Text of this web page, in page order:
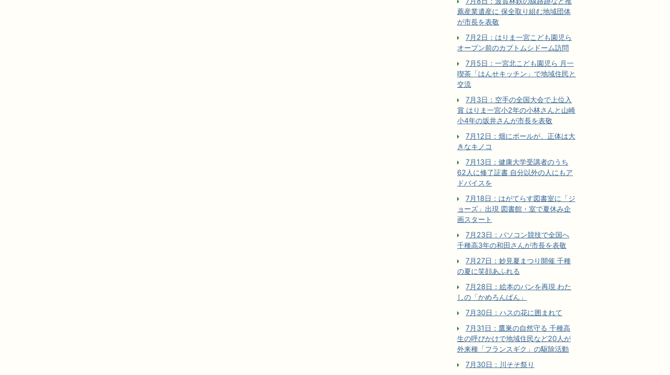
薦産業遺産に 保全取り組む地域団体
が市長を表敬
7月2日：はりま一宮こども園児ら
オープン前のカブトムシドーム訪問
7月5日：一宮北こども園児ら 月一
喫茶「はんせキッチン」で地域住民と
交流
7月3日：空手の全国大会で上位入
賞 はりま一宮小2年の小林さんと山崎
小4年の坂井さんが市長を表敬
7月12日：畑にボールが、正体は大
きなキノコ
7月13日：健康大学受講者のうち
62人に修了証書 自分以外の人にもア
ドバイスを
7月18日：はがてらす図書室に「ジ
ョーズ」出現 図書館・室で夏休み企
画スタート
7月23日：パソコン競技で全国へ
千種高3年の和田さんが市長を表敬
7月27日：妙見夏まつり開催 千種
の夏に笑顔あふれる
7月28日：絵本のパンを再現 わた
しの「かめろんぱん」
7月30日：ハスの花に囲まれて
7月31日：鷹巣の自然守る 千種高
生の呼びかけで地域住民など20人が
外来種「フランスギク」の駆除活動
7月30日：川そそ祭り